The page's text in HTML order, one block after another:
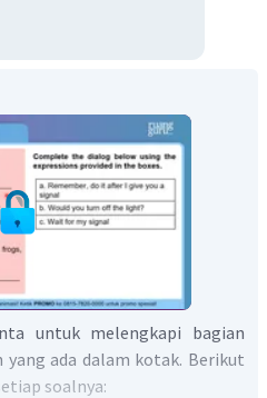
untuk melengkapi bagian
yang ada dalam kotak. Berikut
soalnya: